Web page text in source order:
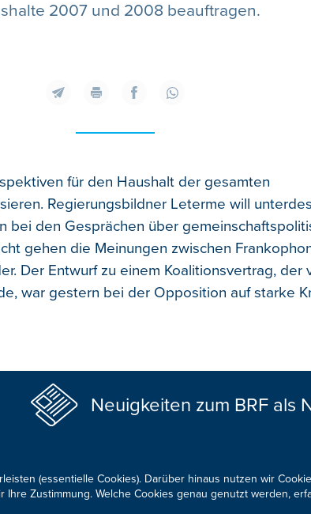
2007 und 2008 beauftragen.
für den Haushalt der gesamten
Regierungsbildner Leterme will
bei den Gesprächen über
gehen die Meinungen zwischen
Der Entwurf zu einem Koalitionsvertrag, der
war gestern bei der Opposition auf starke
Neuigkeiten zum BRF als
(essentielle Cookies). Darüber hinaus nutzen wir
Zustimmung. Welche Cookies genau genutzt werden,